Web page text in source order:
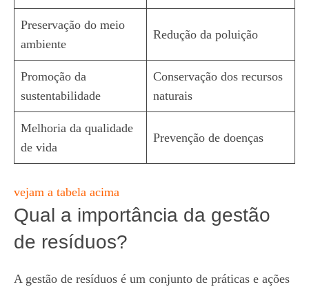
Preservação do meio
ambiente
Redução da poluição
Promoção da
sustentabilidade
Conservação dos recursos
naturais
Melhoria da qualidade
de vida
Prevenção de doenças
vejam a tabela acima
Qual a importância da gestão
de resíduos?
A gestão de resíduos é um conjunto de práticas e ações